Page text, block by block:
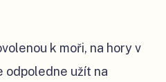
k moři, na hory v
odpoledne užít na